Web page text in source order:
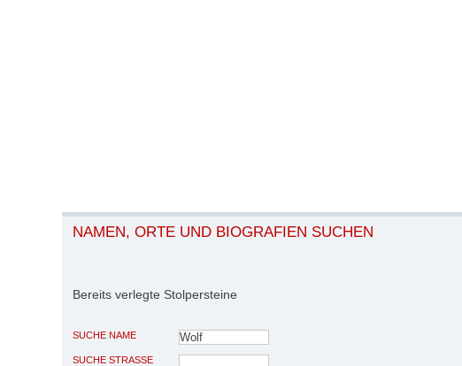
NAMEN, ORTE UND BIOGRAFIEN SUCHEN
Bereits verlegte Stolpersteine
SUCHE NAME
SUCHE STRASSE